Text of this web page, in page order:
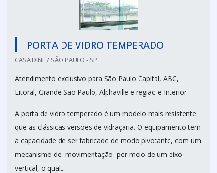
PORTA DE VIDRO TEMPERADO
CASA DINE / SÃO PAULO - SP
Atendimento exclusivo para São Paulo Capital, ABC,
Litoral, Grande São Paulo, Alphaville e região e Interior
A porta de vidro temperado é um modelo mais resistente
que as clássicas versões de vidraçaria. O equipamento tem
a capacidade de ser fabricado de modo pivotante, com um
mecanismo de movimentação por meio de um eixo
vertical, o qual...